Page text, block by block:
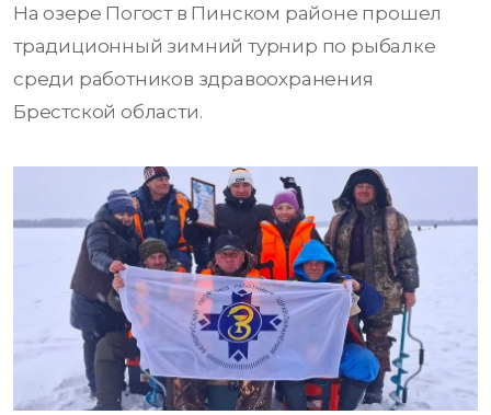
На озере Погост в Пинском районе прошел
традиционный зимний турнир по рыбалке
среди работников здравоохранения
Брестской области.